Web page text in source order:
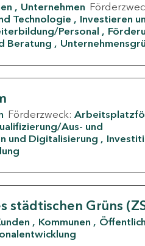
Unternehmen
Technologie
Investieren
Personal
Beratung
Förderzweck:
Aus- und
und Digitalisierung
städtischen Grüns
Kommunen